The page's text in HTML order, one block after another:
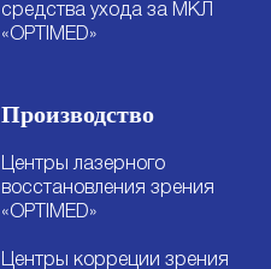
средства ухода за МКЛ
«OPTIMED»
Производство
Центры лазерного
восстановления зрения
«OPTIMED»
Центры корреции зрения